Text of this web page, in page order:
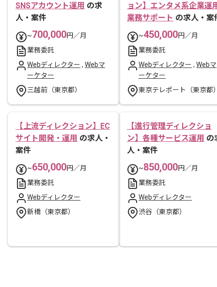
SNSアカウント運用 の求
人・案件
~700,000円／月
業務委託
Webディレクター , Webマ
ーケター
三越前（東京都）
ョン】エンタメ系企業運
業務サポート の求人・案
~450,000円／月
業務委託
Webディレクター , Webマ
ーケター
東京テレポート（東京都
【上流ディレクション】EC
サイト開発・運用 の求人・
案件
~650,000円／月
業務委託
Webディレクター
新橋（東京都）
【進行管理ディレクショ
ン】各種サービス運用 の
人・案件
~850,000円／月
業務委託
Webディレクター
渋谷（東京都）